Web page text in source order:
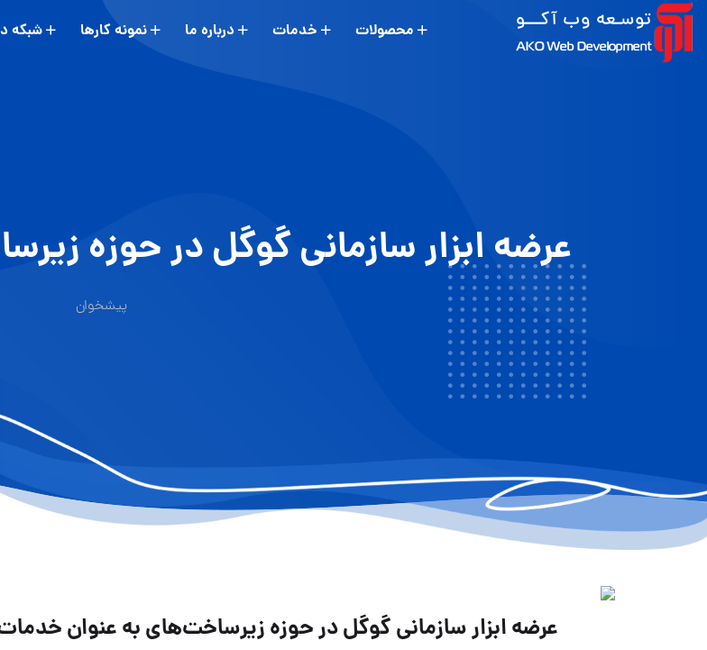
محصولات خدمات درباره ما نمونه کارها شبکه
عرضه ابزار سازمانی گوگل در حوزه
پیشخوان
عرضه ابزار سازمانی گوگل در حوزه زیرساخت‌های به عنوان